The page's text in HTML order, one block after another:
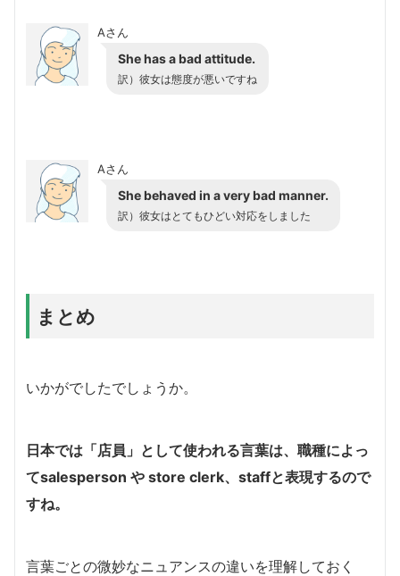
Aさん
She has a bad attitude.
訳）彼女は態度が悪いですね
Aさん
She behaved in a very bad manner.
訳）彼女はとてもひどい対応をしました
まとめ
いかがでしたでしょうか。
日本では「店員」として使われる言葉は、職種によっ
てsalesperson や store clerk、staffと表現するので
すね。
言葉ごとの微妙なニュアンスの違いを理解しておく